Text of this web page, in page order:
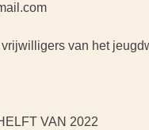
van het
VAN 2022